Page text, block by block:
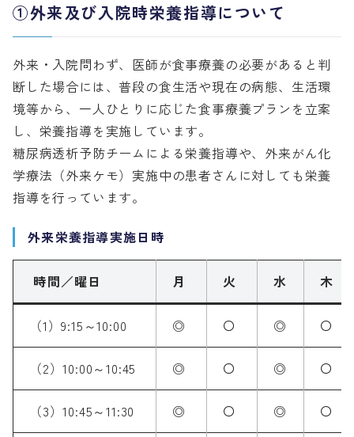
①外来及び入院時栄養指導について
外来・入院問わず、医師が食事療養の必要があると判
断した場合には、普段の食生活や現在の病態、生活環
境等から、一人ひとりに応じた食事療養プランを立案
し、栄養指導を実施しています。
糖尿病透析予防チームによる栄養指導や、外来がん化
学療法（外来ケモ）実施中の患者さんに対しても栄養
指導を行っています。
外来栄養指導実施日時
時間／曜日 月 火 水 木
（1）9:15～10:00 ◎ 〇 ◎ 〇
（2）10:00～10:45 ◎ 〇 ◎ 〇
（3）10:45～11:30 ◎ 〇 ◎ 〇